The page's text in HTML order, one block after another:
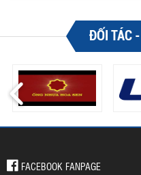
ĐỐI TÁC
FACEBOOK FANPAGE